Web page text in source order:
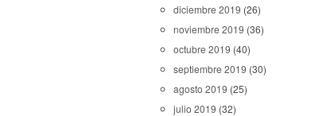
diciembre 2019 (26)
noviembre 2019 (36)
octubre 2019 (40)
septiembre 2019 (30)
agosto 2019 (25)
julio 2019 (32)